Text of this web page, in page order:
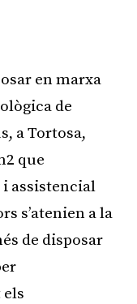
en marxa
de
a Tortosa,
que
assistencial
s’atenien a la
de disposar
els